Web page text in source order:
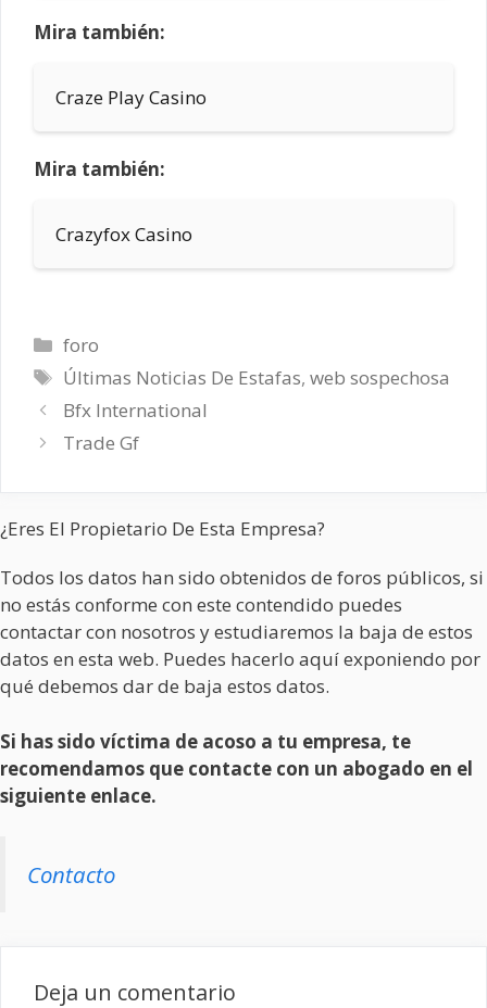
Mira también:
Craze Play Casino
Mira también:
Crazyfox Casino
Categorías
foro
Etiquetas
Últimas Noticias De Estafas,web sospechosa
Bfx International
Trade Gf
¿Eres El Propietario De Esta Empresa?
Todos los datos han sido obtenidos de foros públicos, si
no estás conforme con este contendido puedes
contactar con nosotros y estudiaremos la baja de estos
datos en esta web. Puedes hacerlo aquí exponiendo por
qué debemos dar de baja estos datos.
Si has sido víctima de acoso a tu empresa, te
recomendamos que contacte con un abogado en el
siguiente enlace.
Contacto
Deja un comentario